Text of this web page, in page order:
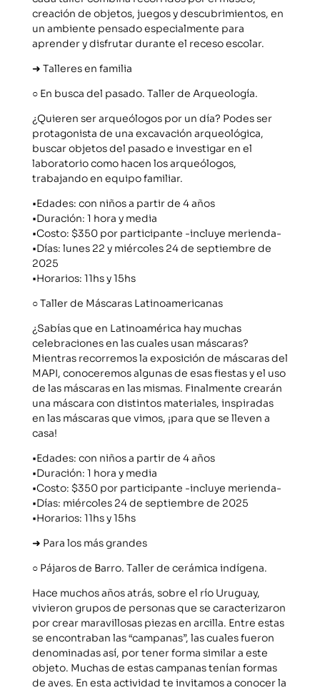
creación de objetos, juegos y descubrimientos, en
un ambiente pensado especialmente para
aprender y disfrutar durante el receso escolar.
➜ Talleres en familia
○ En busca del pasado. Taller de Arqueología.
¿Quieren ser arqueólogos por un día? Podes ser
protagonista de una excavación arqueológica,
buscar objetos del pasado e investigar en el
laboratorio como hacen los arqueólogos,
trabajando en equipo familiar.
•Edades: con niños a partir de 4 años
•Duración: 1 hora y media
•Costo: $350 por participante -incluye merienda-
•Días: lunes 22 y miércoles 24 de septiembre de
2025
•Horarios: 11hs y 15hs
○ Taller de Máscaras Latinoamericanas
¿Sabías que en Latinoamérica hay muchas
celebraciones en las cuales usan máscaras?
Mientras recorremos la exposición de máscaras del
MAPI, conoceremos algunas de esas fiestas y el uso
de las máscaras en las mismas. Finalmente crearán
una máscara con distintos materiales, inspiradas
en las máscaras que vimos, ¡para que se lleven a
casa!
•Edades: con niños a partir de 4 años
•Duración: 1 hora y media
•Costo: $350 por participante -incluye merienda-
•Días: miércoles 24 de septiembre de 2025
•Horarios: 11hs y 15hs
➜ Para los más grandes
○ Pájaros de Barro. Taller de cerámica indígena.
Hace muchos años atrás, sobre el río Uruguay,
vivieron grupos de personas que se caracterizaron
por crear maravillosas piezas en arcilla. Entre estas
se encontraban las “campanas”, las cuales fueron
denominadas así, por tener forma similar a este
objeto. Muchas de estas campanas tenían formas
de aves. En esta actividad te invitamos a conocer la